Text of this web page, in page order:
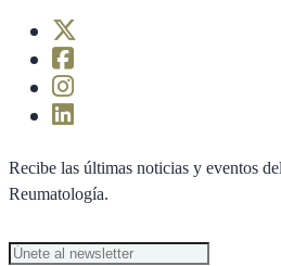
Recibe las últimas noticias y eventos
Reumatología.